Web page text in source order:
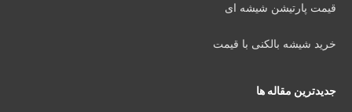
قیمت پارتیشن شیشه ای
خرید شیشه بالکنی با قیمت
جدیدترین مقاله ها